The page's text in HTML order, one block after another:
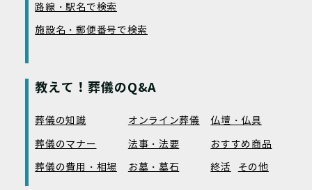
路線・駅名で検索
施設名・郵便番号で検索
教えて！葬儀のQ&A
葬儀の知識 オンライン葬儀
仏壇・仏具
葬儀のマナー
法事・法要
おすすめ商品
葬儀の費用・相場
お墓・墓石 終活 その他